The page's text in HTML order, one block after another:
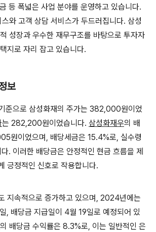
등 폭넓은 사업 분야를 운영하고 있습니다.
와 고객 상담 서비스가 두드러집니다. 삼성
성장과 우수한 재무구조를 바탕으로 투자자
지로 자리 잡고 있습니다.
보
준으로 삼성화재의 주가는 382,000원이었
는 282,200원이었습니다. 삼성화재우의 배
원이었으며, 배당세금은 15.4%로, 실수령
. 이러한 배당금은 안정적인 현금 흐름을 제
긍정적인 신호로 작용합니다.
지속적으로 증가하고 있으며, 2024년에는
, 배당금 지급일이 4월 19일로 예정되어 있
의 배당금 수익률은 8.3%로, 이는 일반적인 은